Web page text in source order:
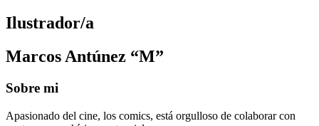
Ilustrador/a
Marcos Antúnez “M”
Sobre mi
Apasionado del cine, los comics, está orgulloso de colaborar con